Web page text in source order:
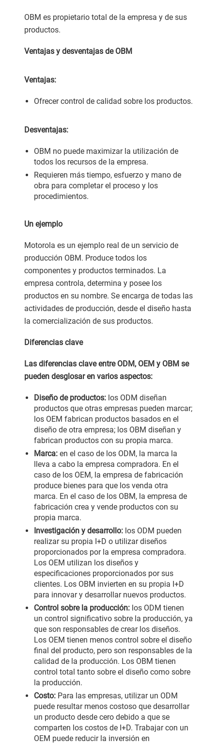
OBM es propietario total de la empresa y de sus
productos.
Ventajas y desventajas de OBM
Ventajas:
Ofrecer control de calidad sobre los productos.
Desventajas:
OBM no puede maximizar la utilización de
todos los recursos de la empresa.
Requieren más tiempo, esfuerzo y mano de
obra para completar el proceso y los
procedimientos.
Un ejemplo
Motorola es un ejemplo real de un servicio de
producción OBM. Produce todos los
componentes y productos terminados. La
empresa controla, determina y posee los
productos en su nombre. Se encarga de todas las
actividades de producción, desde el diseño hasta
la comercialización de sus productos.
Diferencias clave
Las diferencias clave entre ODM, OEM y OBM se
pueden desglosar en varios aspectos:
Diseño de productos: los ODM diseñan
productos que otras empresas pueden marcar;
los OEM fabrican productos basados en el
diseño de otra empresa; los OBM diseñan y
fabrican productos con su propia marca.
Marca: en el caso de los ODM, la marca la
lleva a cabo la empresa compradora. En el
caso de los OEM, la empresa de fabricación
produce bienes para que los venda otra
marca. En el caso de los OBM, la empresa de
fabricación crea y vende productos con su
propia marca.
Investigación y desarrollo: los ODM pueden
realizar su propia I+D o utilizar diseños
proporcionados por la empresa compradora.
Los OEM utilizan los diseños y
especificaciones proporcionados por sus
clientes. Los OBM invierten en su propia I+D
para innovar y desarrollar nuevos productos.
Control sobre la producción: los ODM tienen
un control significativo sobre la producción, ya
que son responsables de crear los diseños.
Los OEM tienen menos control sobre el diseño
final del producto, pero son responsables de la
calidad de la producción. Los OBM tienen
control total tanto sobre el diseño como sobre
la producción.
Costo: Para las empresas, utilizar un ODM
puede resultar menos costoso que desarrollar
un producto desde cero debido a que se
comparten los costos de I+D. Trabajar con un
OEM puede reducir la inversión en